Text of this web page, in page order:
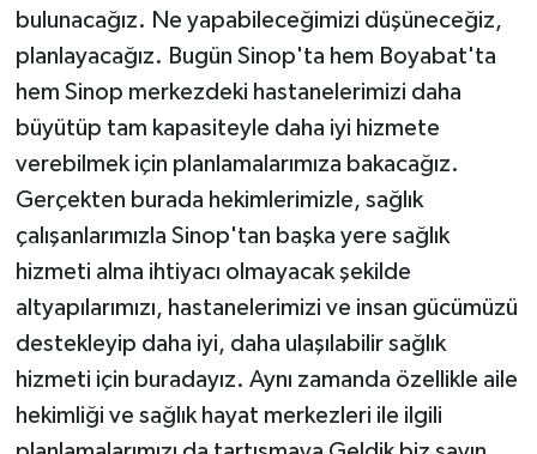
bulunacağız. Ne yapabileceğimizi düşüneceğiz,
planlayacağız. Bugün Sinop'ta hem Boyabat'ta
hem Sinop merkezdeki hastanelerimizi daha
büyütüp tam kapasiteyle daha iyi hizmete
verebilmek için planlamalarımıza bakacağız.
Gerçekten burada hekimlerimizle, sağlık
çalışanlarımızla Sinop'tan başka yere sağlık
hizmeti alma ihtiyacı olmayacak şekilde
altyapılarımızı, hastanelerimizi ve insan gücümüzü
destekleyip daha iyi, daha ulaşılabilir sağlık
hizmeti için buradayız. Aynı zamanda özellikle aile
hekimliği ve sağlık hayat merkezleri ile ilgili